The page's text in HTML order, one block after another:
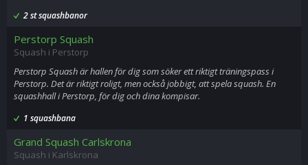
2 st squashbanor
Perstorp Squash
Squash i Perstorp
Perstorp Squash är hallen för dig som söker ett riktigt träningspass i
Perstorp. Det är riktigt roligt, men också jobbigt, att spela squash. En
squashhall i Perstorp, för dig och dina kompisar.
1 squashbana
Grand Squash Carlskrona
Squash i Karlskrona